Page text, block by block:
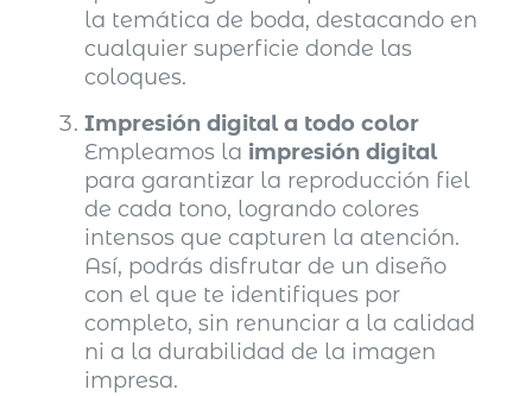
la temática de boda, destacando en
cualquier superficie donde las
coloques.
Impresión digital a todo color
Empleamos la impresión digital
para garantizar la reproducción fiel
de cada tono, logrando colores
intensos que capturen la atención.
Así, podrás disfrutar de un diseño
con el que te identifiques por
completo, sin renunciar a la calidad
ni a la durabilidad de la imagen
impresa.